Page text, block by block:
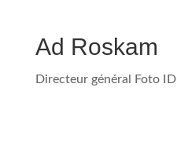
Ad Roskam
Directeur général Foto ID